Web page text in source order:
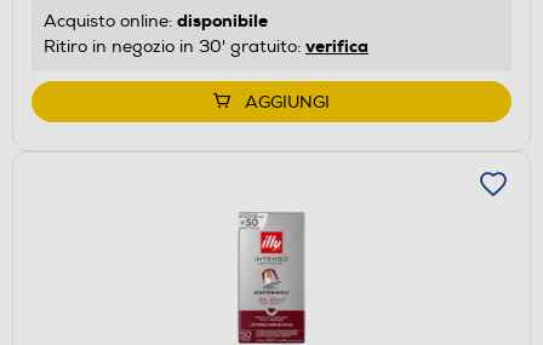
Acquisto online: disponibile
Ritiro in negozio in 30' gratuito: verifica
AGGIUNGI